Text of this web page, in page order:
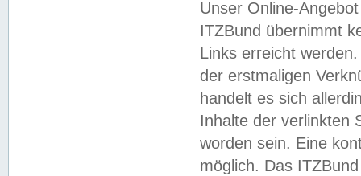
Unser Online-
ITZBund übernimmt
Links erreicht
der erstmaligen
handelt es sich
Inhalte der verlinkten
worden sein. Eine
möglich. Das